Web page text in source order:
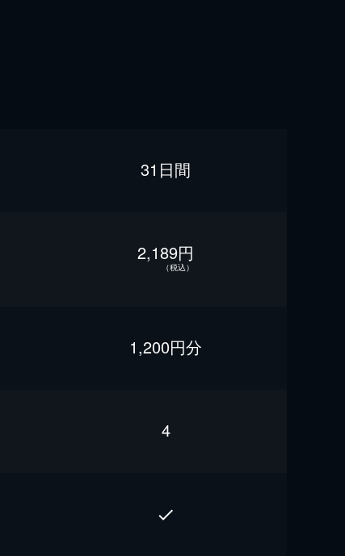
31日間
2,189円
（税込）
1,200円分
4